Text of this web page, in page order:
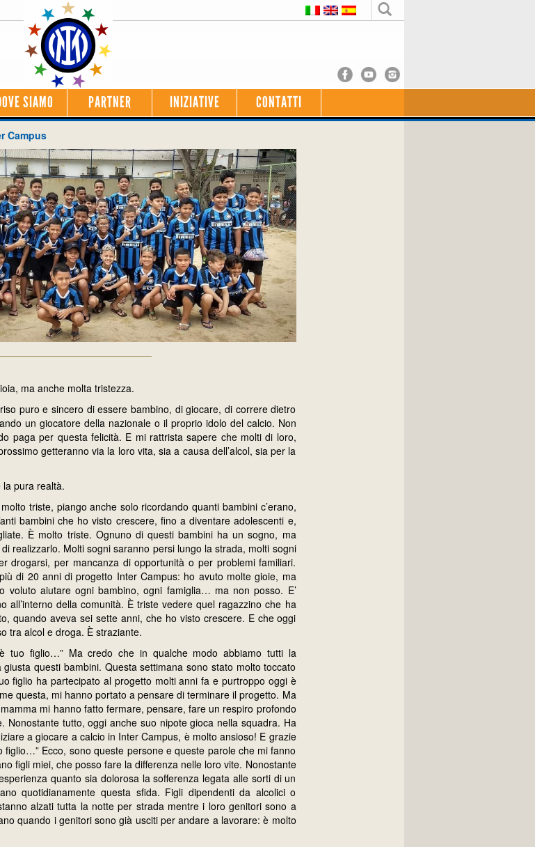
SIAMO PARTNER INIZIATIVE CONTATTI
Campus
ma anche molta tristezza.
puro e sincero di essere bambino, di giocare, di correre dietro
un giocatore della nazionale o il proprio idolo del calcio. Non
paga per questa felicità. E mi rattrista sapere che molti di loro,
getteranno via la loro vita, sia a causa dell’alcol, sia per la
pura realtà.
triste, piango anche solo ricordando quanti bambini c’erano,
bambini che ho visto crescere, fino a diventare adolescenti e,
È molto triste. Ognuno di questi bambini ha un sogno, ma
realizzarlo. Molti sogni saranno persi lungo la strada, molti sogni
drogarsi, per mancanza di opportunità o per problemi familiari.
di 20 anni di progetto Inter Campus: ho avuto molte gioie, ma
voluto aiutare ogni bambino, ogni famiglia… ma non posso. E’
all’interno della comunità. È triste vedere quel ragazzino che ha
quando aveva sei sette anni, che ho visto crescere. E che oggi
tra alcol e droga. È straziante.
è tuo figlio…” Ma credo che in qualche modo abbiamo tutti la
questi bambini. Questa settimana sono stato molto toccato
figlio ha partecipato al progetto molti anni fa e purtroppo oggi è
questa, mi hanno portato a pensare di terminare il progetto. Ma
mi hanno fatto fermare, pensare, fare un respiro profondo
Nonostante tutto, oggi anche suo nipote gioca nella squadra. Ha
a giocare a calcio in Inter Campus, è molto ansioso! E grazie
Ecco, sono queste persone e queste parole che mi fanno
figli miei, che posso fare la differenza nelle loro vite. Nonostante
quanto sia dolorosa la sofferenza legata alle sorti di un
quotidianamente questa sfida. Figli dipendenti da alcolici o
alzati tutta la notte per strada mentre i loro genitori sono a
quando i genitori sono già usciti per andare a lavorare: è molto